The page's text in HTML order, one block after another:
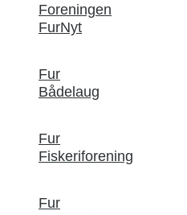
Foreningen
FurNyt
Fur
Bådelaug
Fur
Fiskeriforening
Fur